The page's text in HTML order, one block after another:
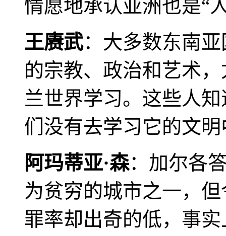
情愿地承认亚洲也是“
王赓武：大多数东南
的宗教、政治和艺术
兰世界学习。这些人
们没有去学习它的文
阿玛蒂亚·森：加尔各
为贫穷的城市之一，
罪率却出奇的低，事